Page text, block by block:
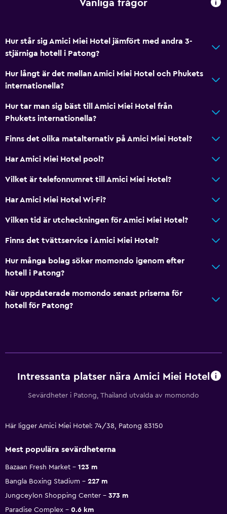
Vanliga frågor
Hur står sig Amici Miei Hotel jämfört med andra 3-
stjärniga hotell i Patong?
Hur långt är det mellan Amici Miei Hotel och Phukets
internationella?
Hur tar man sig bäst till Amici Miei Hotel från
Phukets internationella?
Finns det olika matalternativ på Amici Miei Hotel?
Har Amici Miei Hotel pool?
Vilket är telefonnumret till Amici Miei Hotel?
Har Amici Miei Hotel Wi-Fi?
Vilken tid är utcheckningen för Amici Miei Hotel?
Finns det tvättservice i Amici Miei Hotel?
Hur många bolag söker momondo igenom efter
hotell i Patong?
När uppdaterade momondo senast priserna för
hotell för Patong?
Intressanta platser nära Amici Miei Hotel
Sevärdheter i Patong, Thailand utvalda av momondo
Här ligger Amici Miei Hotel: 74/38, Patong 83150
Mest populära sevärdheterna
Bazaan Fresh Market
123 m
Bangla Boxing Stadium
227 m
Jungceylon Shopping Center
373 m
Paradise Complex
0.6 km